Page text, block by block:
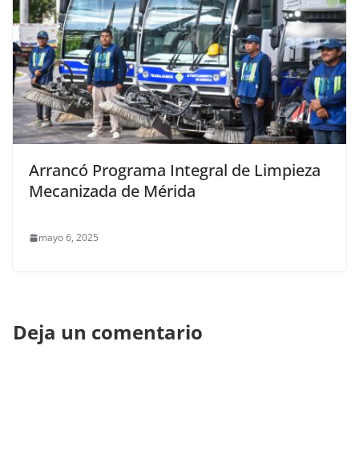
Arrancó Programa Integral de Limpieza
Mecanizada de Mérida
mayo 6, 2025
Deja un comentario